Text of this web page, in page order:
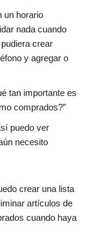
un horario
nada cuando
crear
y agregar o
tan importante es
comprados?”
puedo ver
necesito
crear una lista
artículos de
cuando haya